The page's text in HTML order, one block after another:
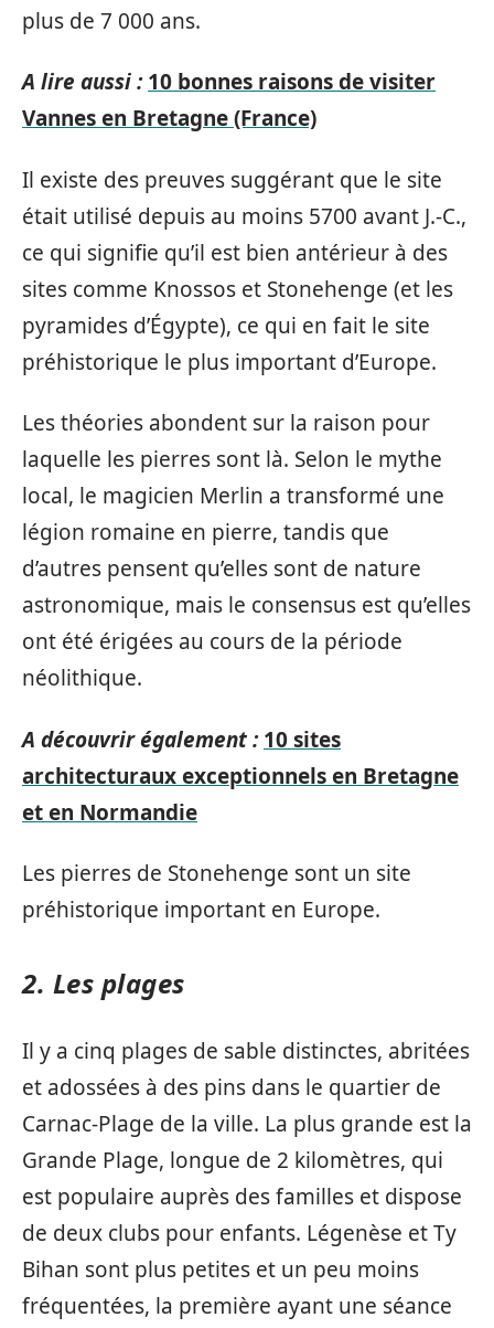
plus de 7 000 ans.
A lire aussi : 10 bonnes raisons de visiter
Vannes en Bretagne (France)
Il existe des preuves suggérant que le site
était utilisé depuis au moins 5700 avant J.-C.,
ce qui signifie qu’il est bien antérieur à des
sites comme Knossos et Stonehenge (et les
pyramides d’Égypte), ce qui en fait le site
préhistorique le plus important d’Europe.
Les théories abondent sur la raison pour
laquelle les pierres sont là. Selon le mythe
local, le magicien Merlin a transformé une
légion romaine en pierre, tandis que
d’autres pensent qu’elles sont de nature
astronomique, mais le consensus est qu’elles
ont été érigées au cours de la période
néolithique.
A découvrir également : 10 sites
architecturaux exceptionnels en Bretagne
et en Normandie
Les pierres de Stonehenge sont un site
préhistorique important en Europe.
2. Les plages
Il y a cinq plages de sable distinctes, abritées
et adossées à des pins dans le quartier de
Carnac-Plage de la ville. La plus grande est la
Grande Plage, longue de 2 kilomètres, qui
est populaire auprès des familles et dispose
de deux clubs pour enfants. Légenèse et Ty
Bihan sont plus petites et un peu moins
fréquentées, la première ayant une séance